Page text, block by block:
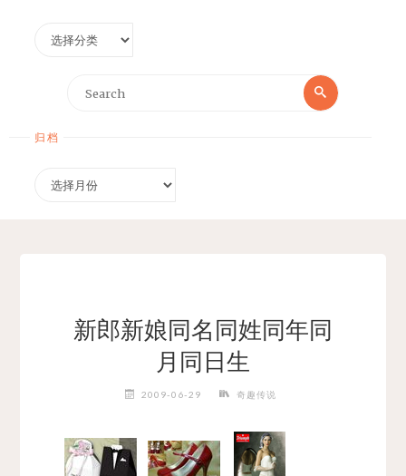
Search
Search
归档
新郎新娘同名同姓同年同
月同日生
2009-06-29 奇趣传说